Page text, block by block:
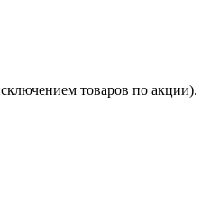
товаров по акции).